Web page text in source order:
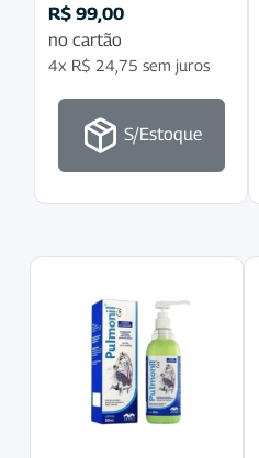
R$ 99,00
no cartão
4x R$ 24,75 sem juros
S/Estoque